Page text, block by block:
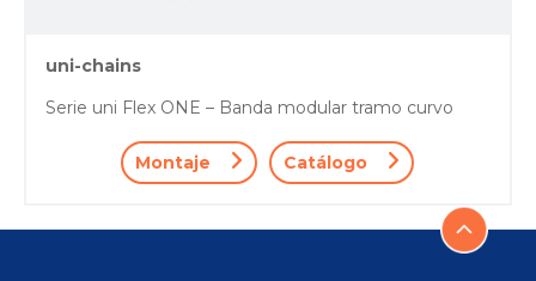
uni-chains
Serie uni Flex ONE – Banda modular tramo curvo
Montaje Catálogo